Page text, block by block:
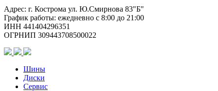
V-
524
TL
(шип.)
Адрес: г. Кострома ул. Ю.Смирнова 83"Б"
График работы: ежедневно с 8:00 до 21:00
ИНН 441404296351
ОГРНИП 309443708500022
Шины
Диски
Сервис